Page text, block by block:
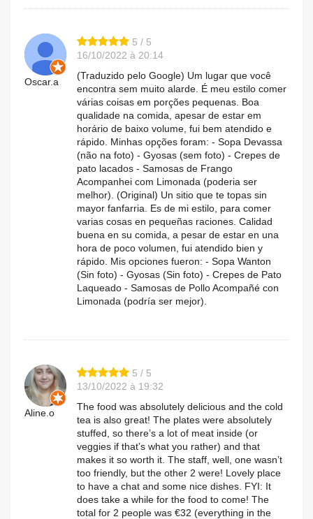
Oscar.a
5 / 5
16/10/2022 à 20:14
(Traduzido pelo Google) Um lugar que você
encontra sem muito alarde. É meu estilo comer
várias coisas em porções pequenas. Boa
qualidade na comida, apesar de estar em
horário de baixo volume, fui bem atendido e
rápido. Minhas opções foram: - Sopa Devassa
(não na foto) - Gyosas (sem foto) - Crepes de
pato lacados - Samosas de Frango
Acompanhei com Limonada (poderia ser
melhor). (Original) Un sitio que te topas sin
mayor fanfarria. Es de mi estilo, para comer
varias cosas en pequeñas raciones. Calidad
buena en su comida, a pesar de estar en una
hora de poco volumen, fui atendido bien y
rápido. Mis opciones fueron: - Sopa Wanton
(Sin foto) - Gyosas (Sin foto) - Crepes de Pato
Laqueado - Samosas de Pollo Acompañé con
Limonada (podría ser mejor).
Aline.o
5 / 5
13/10/2022 à 19:32
The food was absolutely delicious and the cold
tea is also great! The plates were absolutely
stuffed, so there’s a lot of meat inside (or
veggies if that’s what you rather) and that
makes it so worth it. The staff, well, one wasn’t
too friendly, but the other 2 were! Lovely place
to have a chat and some nice dishes. FYI: It
does take a while for the food to come! The
total for 2 people was €32 (everything in the